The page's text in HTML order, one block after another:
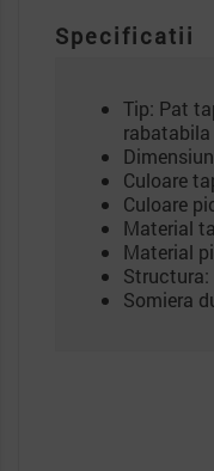
Specificatii
Tip: Pat
rabatabila
Culoare
Culoare
Material
Material
Somiera